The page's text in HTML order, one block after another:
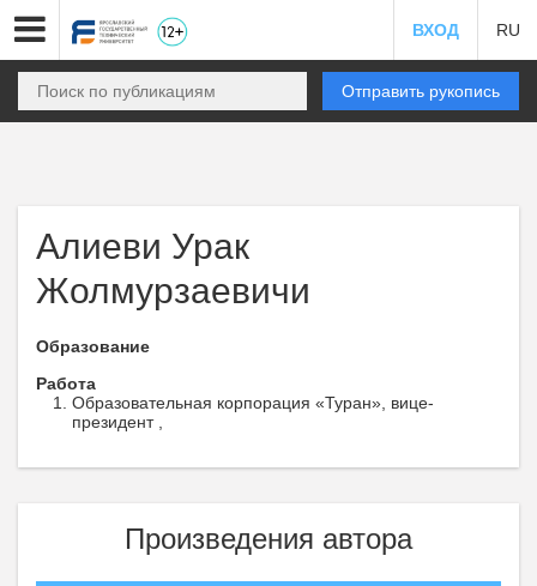
ВХОД RU
Отправить рукопись
Алиеви Урак
Жолмурзаевичи
Образование
Работа
Образовательная корпорация «Туран», вице-
президент ,
Произведения автора